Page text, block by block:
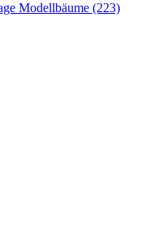
Modellbäume (223)